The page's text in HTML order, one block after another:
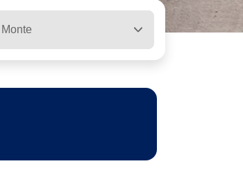
Monte